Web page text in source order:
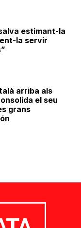
estimant-la
la servir
arriba als
el seu
grans